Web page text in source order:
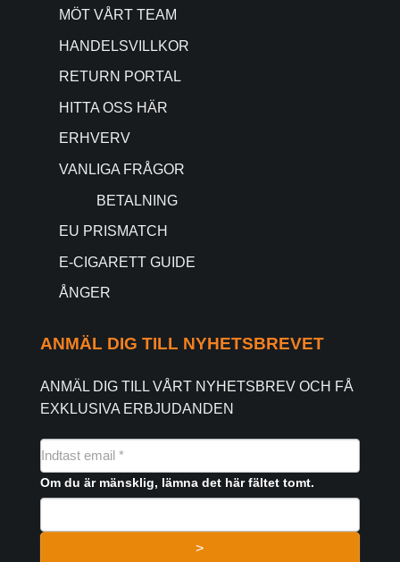
MÖT VÅRT TEAM
HANDELSVILLKOR
RETURN PORTAL
HITTA OSS HÄR
ERHVERV
VANLIGA FRÅGOR
BETALNING
EU PRISMATCH
E-CIGARETT GUIDE
ÅNGER
ANMÄL DIG TILL NYHETSBREVET
ANMÄL DIG TILL VÅRT NYHETSBREV OCH FÅ
EXKLUSIVA ERBJUDANDEN
NYHEDSMAIL
FORMULAR
Om du är mänsklig, lämna det här fältet tomt.
>